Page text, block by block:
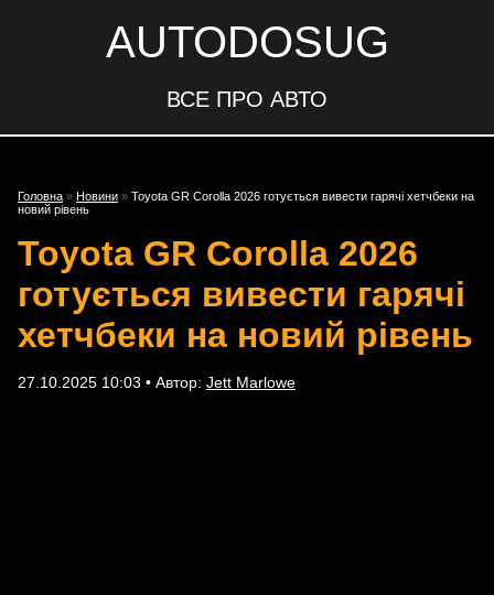
AUTODOSUG
ВСЕ ПРО АВТО
Головна » Новини » Toyota GR Corolla 2026 готується вивести гарячі хетчбеки на
новий рівень
Toyota GR Corolla 2026
готується вивести гарячі
хетчбеки на новий рівень
27.10.2025 10:03 • Автор: Jett Marlowe